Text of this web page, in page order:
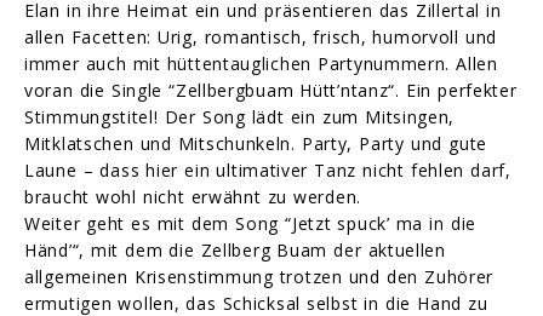
Elan in ihre Heimat ein und präsentieren das Zillertal in
allen Facetten: Urig, romantisch, frisch, humorvoll und
immer auch mit hüttentauglichen Partynummern. Allen
voran die Single “Zellbergbuam Hütt’ntanz“. Ein perfekter
Stimmungstitel! Der Song lädt ein zum Mitsingen,
Mitklatschen und Mitschunkeln. Party, Party und gute
Laune – dass hier ein ultimativer Tanz nicht fehlen darf,
braucht wohl nicht erwähnt zu werden.
Weiter geht es mit dem Song “Jetzt spuck’ ma in die
Händ’“, mit dem die Zellberg Buam der aktuellen
allgemeinen Krisenstimmung trotzen und den Zuhörer
ermutigen wollen, das Schicksal selbst in die Hand zu